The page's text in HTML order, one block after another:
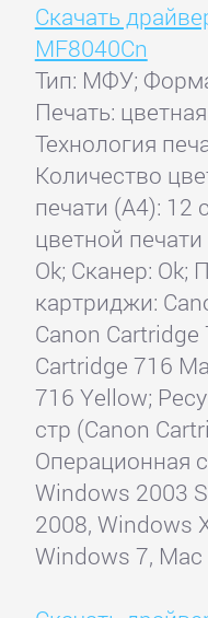
Скачать
MF8040Cn
Тип: МФУ;
Печать:
Технология
Количество
печати (А4): 12
цветной
Ok; Сканер:
картриджи:
Canon Cartridge
Cartridge 716
716 Yellow;
стр (Canon
Операционная
Windows 2003
2008, Windows
Windows 7, Mac